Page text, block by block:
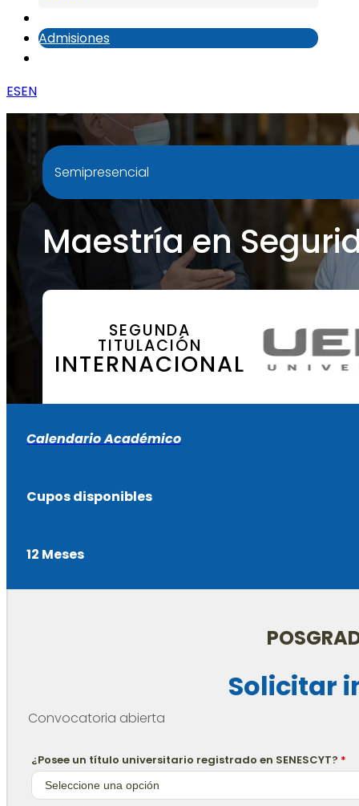
Admisiones
ESEN
Semipresencial
Maestría en
SEGUNDA
TITULACIÓN
INTERNACIONAL
Calendario Académico
Cupos disponibles
12 Meses
Solicitar
Convocatoria abierta
¿Posee un título universitario registrado en SENESCYT? *